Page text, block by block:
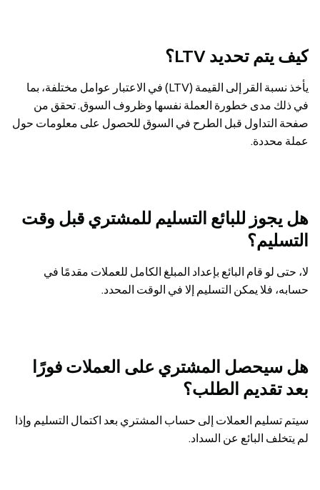
كيف يتم تحديد LTV؟
يأخذ نسبة القر إلى القيمة (LTV) في الاعتبار عوامل مختلفة، بما
في ذلك مدى خطورة العملة نفسها وظروف السوق. تحقق من
صفحة التداول قبل الطرح في السوق للحصول على معلومات حول
عملة محددة.
هل يجوز للبائع التسليم للمشتري قبل وقت
التسليم؟
لا، حتى لو قام البائع بإعداد المبلغ الكامل للعملات مقدمًا في
حسابه، فلا يمكن التسليم إلا في الوقت المحدد.
هل سيحصل المشتري على العملات فورًا
بعد تقديم الطلب؟
سيتم تسليم العملات إلى حساب المشتري بعد اكتمال التسليم وإذا
لم يتخلف البائع عن السداد.